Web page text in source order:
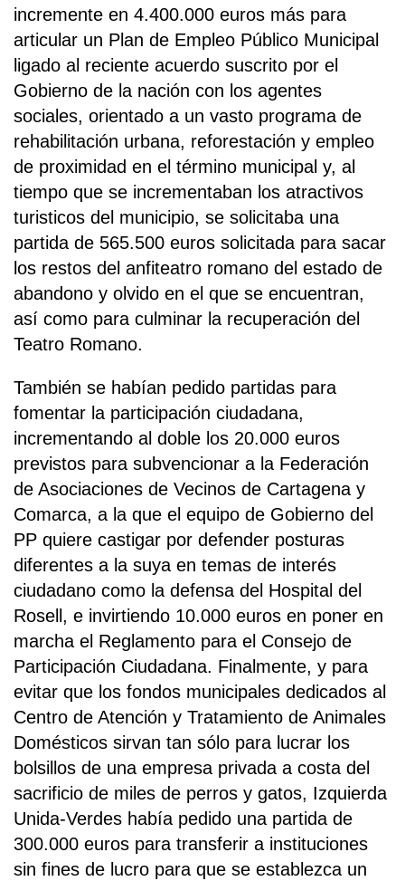
incremente en 4.400.000 euros más para
articular un Plan de Empleo Público Municipal
ligado al reciente acuerdo suscrito por el
Gobierno de la nación con los agentes
sociales, orientado a un vasto programa de
rehabilitación urbana, reforestación y empleo
de proximidad en el término municipal y, al
tiempo que se incrementaban los atractivos
turisticos del municipio, se solicitaba una
partida de 565.500 euros solicitada para sacar
los restos del anfiteatro romano del estado de
abandono y olvido en el que se encuentran,
así como para culminar la recuperación del
Teatro Romano.
También se habían pedido partidas para
fomentar la participación ciudadana,
incrementando al doble los 20.000 euros
previstos para subvencionar a la Federación
de Asociaciones de Vecinos de Cartagena y
Comarca, a la que el equipo de Gobierno del
PP quiere castigar por defender posturas
diferentes a la suya en temas de interés
ciudadano como la defensa del Hospital del
Rosell, e invirtiendo 10.000 euros en poner en
marcha el Reglamento para el Consejo de
Participación Ciudadana. Finalmente, y para
evitar que los fondos municipales dedicados al
Centro de Atención y Tratamiento de Animales
Domésticos sirvan tan sólo para lucrar los
bolsillos de una empresa privada a costa del
sacrificio de miles de perros y gatos, Izquierda
Unida-Verdes había pedido una partida de
300.000 euros para transferir a instituciones
sin fines de lucro para que se establezca un